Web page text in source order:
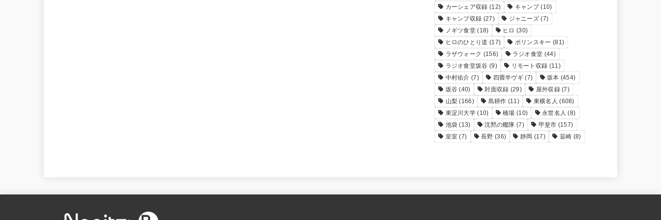
カーシェア収録 (12) キャンプ(10)
キャンプ収録 (27) ジャニーズ (7)
ノギツ食堂 (18) ヒロ (30)
ヒロのひとり道 (17) ポリンスキー (81)
ラザウォーク (156) ラジオ食堂 (44)
ラジオ食堂坂谷 (9) リモート収録 (11)
中村佑介 (7) 四畳半ヴギ (7) 坂本 (454)
坂谷 (40) 対面収録 (29) 屋外収録(7)
山梨 (166) 島耕作 (11) 東横名人 (608)
東淀川大学 (10) 橋場 (10) 永世名人 (8)
池袋 (13) 沈黙の艦隊 (7) 甲斐市 (157)
皇室 (7) 長野 (36) 静岡 (17) 韮崎 (8)